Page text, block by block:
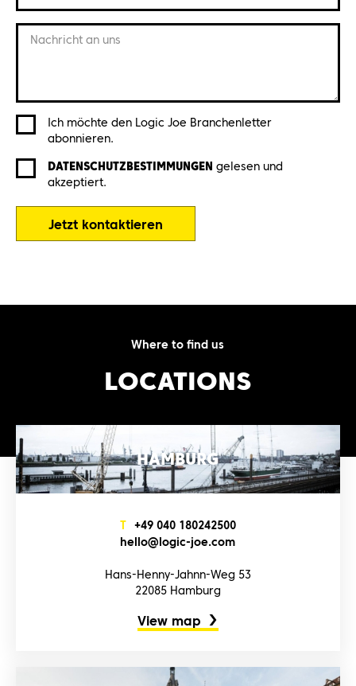
Nachricht an uns
Ich möchte den Logic Joe Branchenletter
abonnieren.
DATENSCHUTZBESTIMMUNGEN gelesen und
akzeptiert.
Jetzt kontaktieren
Where to find us
LOCATIONS
HAMBURG
T +4‌9‌ 0‌4‌0‌ 1‌8‌0‌2‌4‌2‌5‌0‌0‌
h‌e‌l‌l‌o‌@l‌o‌g‌i‌c‌-j‌o‌e‌.c‌o‌m‌
Hans-Henny-Jahnn-Weg 53
22085 Hamburg
View map